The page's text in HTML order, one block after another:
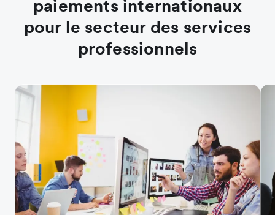
paiements internationaux
pour le secteur des services
professionnels